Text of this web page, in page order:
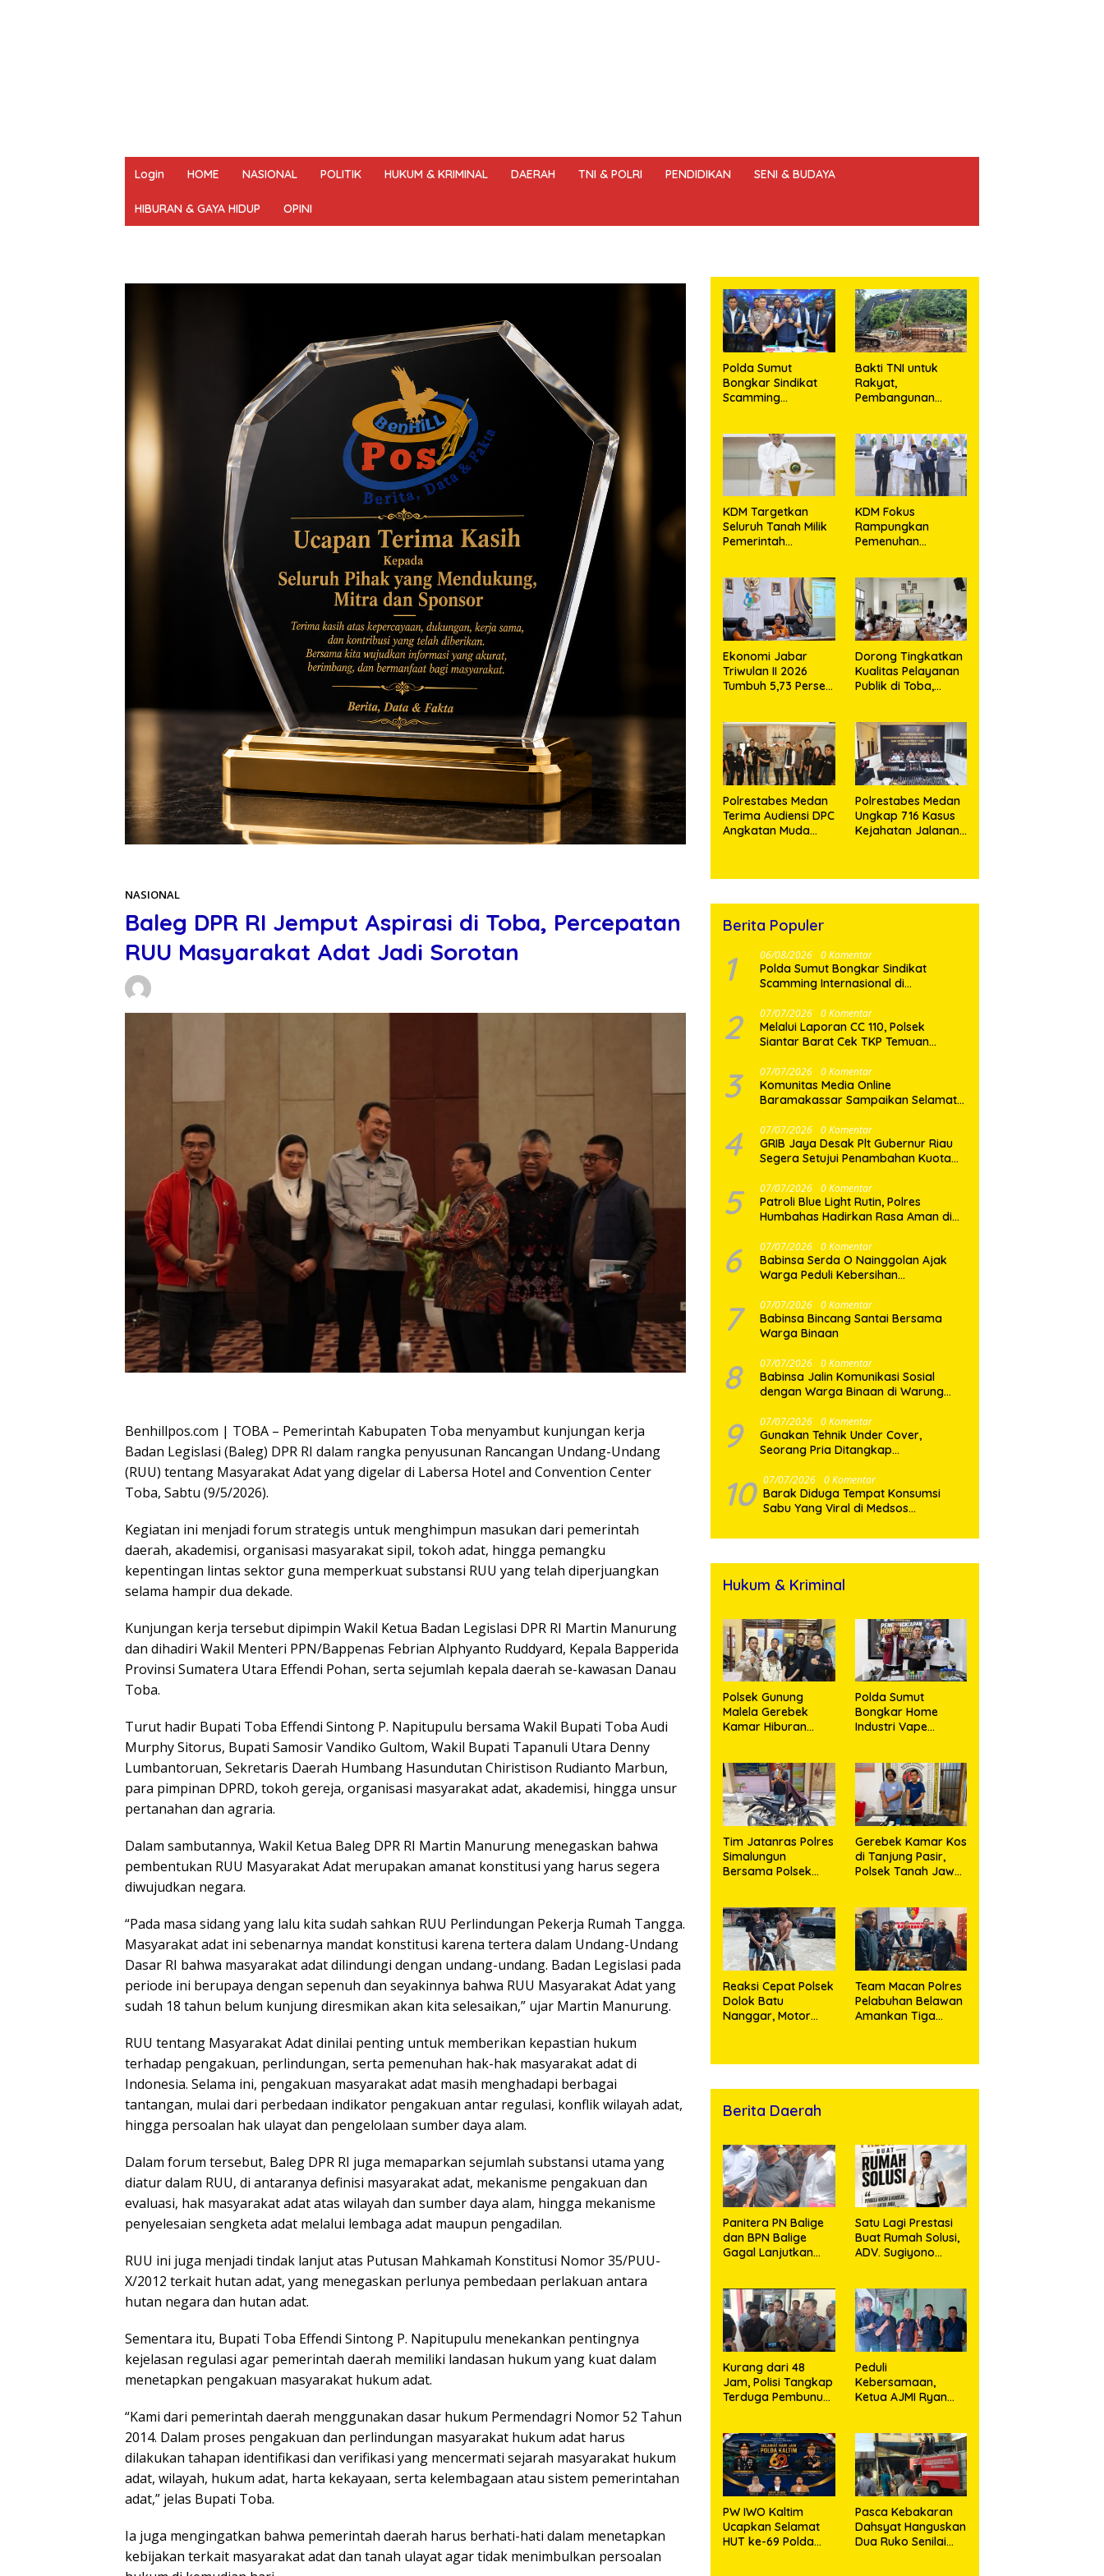
Login HOME NASIONAL POLITIK HUKUM & KRIMINAL DAERAH TNI & POLRI PENDIDIKAN SENI & BUDAYA
HIBURAN & GAYA HIDUP OPINI
NASIONAL
Baleg DPR RI Jemput Aspirasi di Toba, Percepatan
RUU Masyarakat Adat Jadi Sorotan
Benhillpos.com | TOBA – Pemerintah Kabupaten Toba menyambut kunjungan kerja
Badan Legislasi (Baleg) DPR RI dalam rangka penyusunan Rancangan Undang-Undang
(RUU) tentang Masyarakat Adat yang digelar di Labersa Hotel and Convention Center
Toba, Sabtu (9/5/2026).
Kegiatan ini menjadi forum strategis untuk menghimpun masukan dari pemerintah
daerah, akademisi, organisasi masyarakat sipil, tokoh adat, hingga pemangku
kepentingan lintas sektor guna memperkuat substansi RUU yang telah diperjuangkan
selama hampir dua dekade.
Kunjungan kerja tersebut dipimpin Wakil Ketua Badan Legislasi DPR RI Martin Manurung
dan dihadiri Wakil Menteri PPN/Bappenas Febrian Alphyanto Ruddyard, Kepala Bapperida
Provinsi Sumatera Utara Effendi Pohan, serta sejumlah kepala daerah se-kawasan Danau
Toba.
Turut hadir Bupati Toba Effendi Sintong P. Napitupulu bersama Wakil Bupati Toba Audi
Murphy Sitorus, Bupati Samosir Vandiko Gultom, Wakil Bupati Tapanuli Utara Denny
Lumbantoruan, Sekretaris Daerah Humbang Hasundutan Chiristison Rudianto Marbun,
para pimpinan DPRD, tokoh gereja, organisasi masyarakat adat, akademisi, hingga unsur
pertanahan dan agraria.
Dalam sambutannya, Wakil Ketua Baleg DPR RI Martin Manurung menegaskan bahwa
pembentukan RUU Masyarakat Adat merupakan amanat konstitusi yang harus segera
diwujudkan negara.
“Pada masa sidang yang lalu kita sudah sahkan RUU Perlindungan Pekerja Rumah Tangga.
Masyarakat adat ini sebenarnya mandat konstitusi karena tertera dalam Undang-Undang
Dasar RI bahwa masyarakat adat dilindungi dengan undang-undang. Badan Legislasi pada
periode ini berupaya dengan sepenuh dan seyakinnya bahwa RUU Masyarakat Adat yang
sudah 18 tahun belum kunjung diresmikan akan kita selesaikan,” ujar Martin Manurung.
RUU tentang Masyarakat Adat dinilai penting untuk memberikan kepastian hukum
terhadap pengakuan, perlindungan, serta pemenuhan hak-hak masyarakat adat di
Indonesia. Selama ini, pengakuan masyarakat adat masih menghadapi berbagai
tantangan, mulai dari perbedaan indikator pengakuan antar regulasi, konflik wilayah adat,
hingga persoalan hak ulayat dan pengelolaan sumber daya alam.
Dalam forum tersebut, Baleg DPR RI juga memaparkan sejumlah substansi utama yang
diatur dalam RUU, di antaranya definisi masyarakat adat, mekanisme pengakuan dan
evaluasi, hak masyarakat adat atas wilayah dan sumber daya alam, hingga mekanisme
penyelesaian sengketa adat melalui lembaga adat maupun pengadilan.
RUU ini juga menjadi tindak lanjut atas Putusan Mahkamah Konstitusi Nomor 35/PUU-
X/2012 terkait hutan adat, yang menegaskan perlunya pembedaan perlakuan antara
hutan negara dan hutan adat.
Sementara itu, Bupati Toba Effendi Sintong P. Napitupulu menekankan pentingnya
kejelasan regulasi agar pemerintah daerah memiliki landasan hukum yang kuat dalam
menetapkan pengakuan masyarakat hukum adat.
“Kami dari pemerintah daerah menggunakan dasar hukum Permendagri Nomor 52 Tahun
2014. Dalam proses pengakuan dan perlindungan masyarakat hukum adat harus
dilakukan tahapan identifikasi dan verifikasi yang mencermati sejarah masyarakat hukum
adat, wilayah, hukum adat, harta kekayaan, serta kelembagaan atau sistem pemerintahan
adat,” jelas Bupati Toba.
Ia juga mengingatkan bahwa pemerintah daerah harus berhati-hati dalam menetapkan
kebijakan terkait masyarakat adat dan tanah ulayat agar tidak menimbulkan persoalan
Polda Sumut
Bongkar Sindikat
Scamming
Korban Rugi Rp6,7
Miliar
Bakti TNI untuk
Rakyat,
Pembangunan
Masuki Tahap
Pengecoran
Abutmen
KDM Targetkan
Seluruh Tanah Milik
Pemerintah
ke Depan
KDM Fokus
Rampungkan
Pemenuhan
Wilayah pada 2027
Ekonomi Jabar
Triwulan II 2026
Tumbuh 5,73 Persen,
Nasional
Dorong Tingkatkan
Kualitas Pelayanan
Publik di Toba,
Inovasi Perangkat
Daerah
Polrestabes Medan
Terima Audiensi DPC
Angkatan Muda
Polrestabes Medan
Ungkap 716 Kasus
Kejahatan Jalanan
Berita Populer
1 06/08/2026 0 Komentar
Polda Sumut Bongkar Sindikat
Scamming Internasional di
Rp6,7 Miliar
2 07/07/2026 0 Komentar
Melalui Laporan CC 110, Polsek
Siantar Barat Cek TKP Temuan
3 07/07/2026 0 Komentar
Komunitas Media Online
Baramakassar Sampaikan Selamat
Sulaiman atas Amanah Jabatan
Baru
4 07/07/2026 0 Komentar
GRIB Jaya Desak Plt Gubernur Riau
Segera Setujui Penambahan Kuota
Tertampung
5 07/07/2026 0 Komentar
Patroli Blue Light Rutin, Polres
Humbahas Hadirkan Rasa Aman di
6 07/07/2026 0 Komentar
Babinsa Serda O Nainggolan Ajak
Warga Peduli Kebersihan
7 07/07/2026 0 Komentar
Babinsa Bincang Santai Bersama
Warga Binaan
8 07/07/2026 0 Komentar
Babinsa Jalin Komunikasi Sosial
dengan Warga Binaan di Warung
9 07/07/2026 0 Komentar
Gunakan Tehnik Under Cover,
Seorang Pria Ditangkap
Barang Buktinya ‎
10 07/07/2026 0 Komentar
Barak Diduga Tempat Konsumsi
Sabu Yang Viral di Medsos
Karo Bakar Lokasi
Hukum & Kriminal
Polsek Gunung
Malela Gerebek
Kamar Hiburan
Penikmat Sabu
Menangis Saat
Diringkus
Polda Sumut
Bongkar Home
Industri Vape
Baku Diduga
Dipasok dari
Kamboja
Tim Jatanras Polres
Simalungun
Bersama Polsek
hingga Provinsi Riau
dan Berhasil Bekuk
Tersangka
Gerebek Kamar Kos
di Tanjung Pasir,
Polsek Tanah Jawa
Reaksi Cepat Polsek
Dolok Batu
Nanggar, Motor
Team Macan Polres
Pelabuhan Belawan
Amankan Tiga
Berita Daerah
Panitera PN Balige
dan BPN Balige
Gagal Lanjutkan
Sebut Objek Salah
Lokasi
Satu Lagi Prestasi
Buat Rumah Solusi,
ADV. Sugiyono
Kurang dari 48
Jam, Polisi Tangkap
Terduga Pembunuh
Apresiasi
Peduli
Kebersamaan,
Ketua AJMI Ryan
Liputan Kodam I/BB
dan Jajaran
PW IWO Kaltim
Ucapkan Selamat
HUT ke-69 Polda
Pasca Kebakaran
Dahsyat Hanguskan
Dua Ruko Senilai